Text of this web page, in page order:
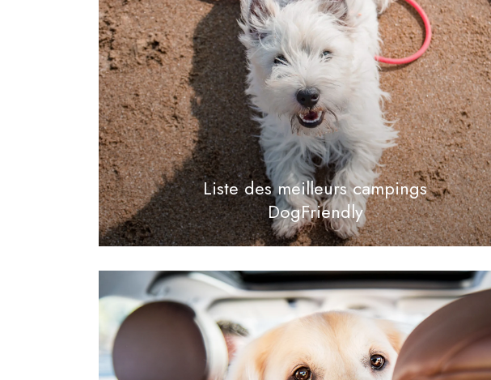
Provence-Alpes-Côte
d’Azur
Liste des meilleurs campings
DogFriendly